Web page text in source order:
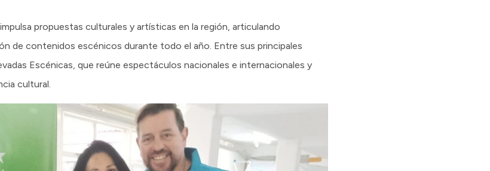
propuestas culturales y artísticas en la región, articulando
de contenidos escénicos durante todo el año. Entre sus principales
Escénicas, que reúne espectáculos nacionales e internacionales y
cultural.